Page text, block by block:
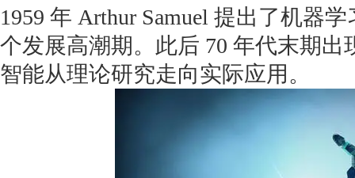
1959 年 Arthur Samuel 提出了机器
个发展高潮期。此后 70 年代末期
智能从理论研究走向实际应用。
扫码沟通